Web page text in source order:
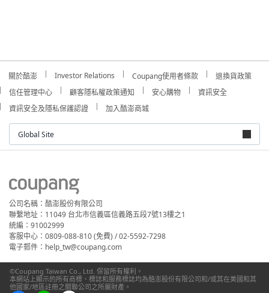
關於酷澎 Investor Relations Coupang使用者條款
退換貨政策
信任管理中心
顧客隱私權政策通知 安心購物
資訊安全
資訊安全及隱私保護認證
加入酷澎商城
Global Site
公司名稱：酷澎股份有限公司
聯繫地址：11049 台北市信義區信義路五段7號13樓之1
統編：91002999
客服中心：0809-088-810 (免費) / 02-5592-7298
電子郵件：help_tw@coupang.com
©Coupang Taiwan Co., Ltd. 保留所有權利。
本網站上顯示的所有商標、標誌和服務標誌均為酷澎股份有限公司和/或其在美國和其
他國家/地區註冊之關聯公司之所屬財產。